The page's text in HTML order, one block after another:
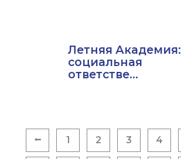
Летняя Академия:
социальная
ответстве...
Пагинация
записей
⭠ 1 2 3 4